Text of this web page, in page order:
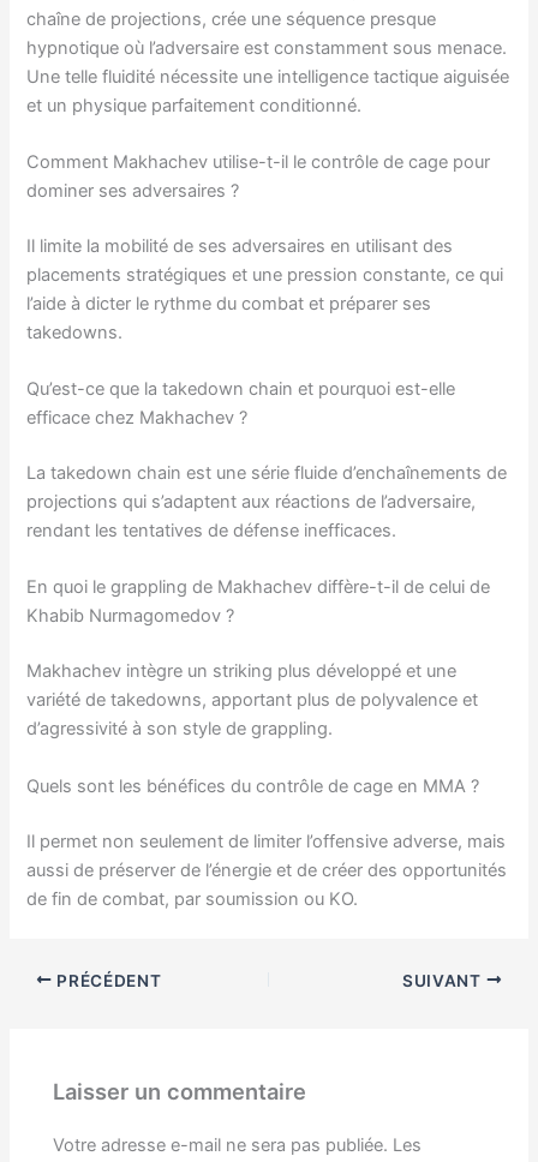
chaîne de projections, crée une séquence presque
hypnotique où l’adversaire est constamment sous menace.
Une telle fluidité nécessite une intelligence tactique aiguisée
et un physique parfaitement conditionné.
Comment Makhachev utilise-t-il le contrôle de cage pour
dominer ses adversaires ?
Il limite la mobilité de ses adversaires en utilisant des
placements stratégiques et une pression constante, ce qui
l’aide à dicter le rythme du combat et préparer ses
takedowns.
Qu’est-ce que la takedown chain et pourquoi est-elle
efficace chez Makhachev ?
La takedown chain est une série fluide d’enchaînements de
projections qui s’adaptent aux réactions de l’adversaire,
rendant les tentatives de défense inefficaces.
En quoi le grappling de Makhachev diffère-t-il de celui de
Khabib Nurmagomedov ?
Makhachev intègre un striking plus développé et une
variété de takedowns, apportant plus de polyvalence et
d’agressivité à son style de grappling.
Quels sont les bénéfices du contrôle de cage en MMA ?
Il permet non seulement de limiter l’offensive adverse, mais
aussi de préserver de l’énergie et de créer des opportunités
de fin de combat, par soumission ou KO.
PRÉCÉDENT SUIVANT
Laisser un commentaire
Votre adresse e-mail ne sera pas publiée. Les